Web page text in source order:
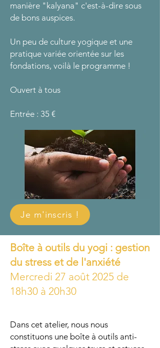
manière "kalyana" c'est-à-dire sous
de bons auspices.
Un peu de culture yogique et une
pratique variée orientée sur les
fondations, voilà le programme !
Ouvert à tous
Entrée : 35 €
Je m'inscris !
Boîte à outils du yogi : gestion
du stress et de l'anxiété
Mercredi 27 août 2025 de
18h30 à 20h30
Dans cet atelier, nous nous
constituons une boîte à outils anti-